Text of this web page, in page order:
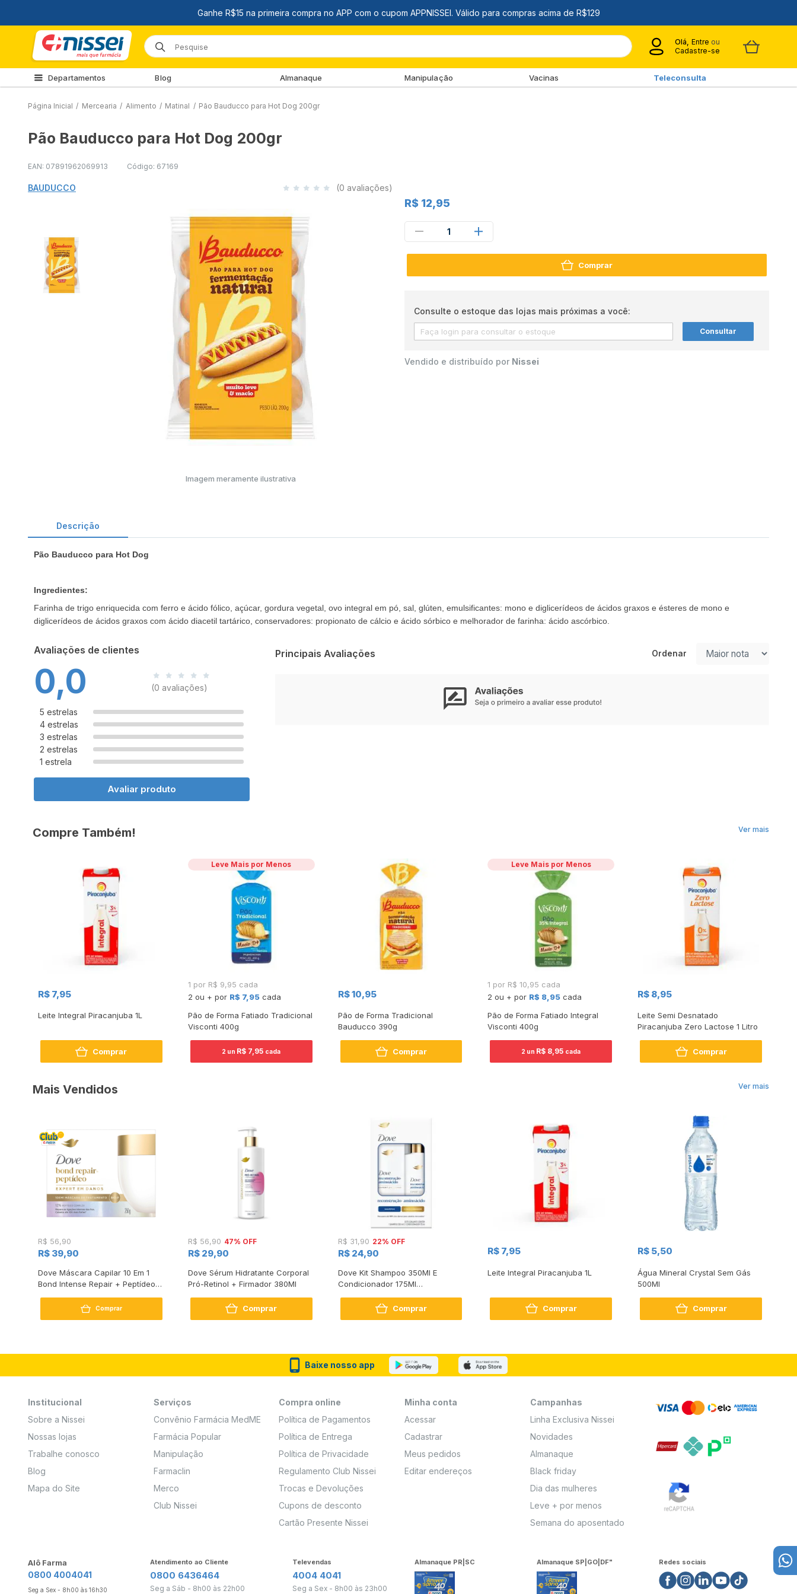
Olá, Entre ou
Cadastre-se
Departamentos Blog Almanaque Manipulação Vacinas Teleconsulta
Página Inicial / Mercearia / Alimento / Matinal / Pão Bauducco para Hot Dog 200gr
Pão Bauducco para Hot Dog 200gr
EAN: 07891962069913 Código: 67169
BAUDUCCO (0 avaliações)
Imagem meramente ilustrativa
R$ 12,95
1
Comprar
Consulte o estoque das lojas mais próximas a você:
Consultar
Vendido e distribuído por Nissei
Descrição
Pão Bauducco para Hot Dog
Ingredientes:
Farinha de trigo enriquecida com ferro e ácido fólico, açúcar, gordura vegetal, ovo integral em pó, sal, glúten, emulsificantes: mono e diglicerídeos de ácidos graxos e ésteres de mono e
diglicerídeos de ácidos graxos com ácido diacetil tartárico, conservadores: propionato de cálcio e ácido sórbico e melhorador de farinha: ácido ascórbico.
Avaliações de clientes
0,0 (0 avaliações)
5 estrelas
4 estrelas
3 estrelas
2 estrelas
1 estrela
Avaliar produto
Principais Avaliações Ordenar
Ver mais
Compre Também!
R$ 7,95
Leite Integral Piracanjuba 1L
Comprar
Leve Mais por Menos
1 por R$ 9,95 cada
2 ou + por R$ 7,95 cada
Pão de Forma Fatiado Tradicional
Visconti 400g
2 un R$ 7,95 cada
R$ 10,95
Pão de Forma Tradicional
Bauducco 390g
Comprar
Leve Mais por Menos
1 por R$ 10,95 cada
2 ou + por R$ 8,95 cada
Pão de Forma Fatiado Integral
Visconti 400g
2 un R$ 8,95 cada
R$ 8,95
Leite Semi Desnatado
Piracanjuba Zero Lactose 1 Litro
Comprar
Ver mais
Mais Vendidos
R$ 56,90
R$ 39,90
Dove Máscara Capilar 10 Em 1
Bond Intense Repair + Peptídeo
Comprar
R$ 56,90 47% OFF
R$ 29,90
Dove Sérum Hidratante Corporal
Pró-Retinol + Firmador 380Ml
Comprar
R$ 31,90 22% OFF
R$ 24,90
Dove Kit Shampoo 350Ml E
Condicionador 175Ml
Comprar
R$ 7,95
Leite Integral Piracanjuba 1L
Comprar
R$ 5,50
Água Mineral Crystal Sem Gás
500Ml
Comprar
Baixe nosso app
Institucional
Sobre a Nissei
Nossas lojas
Trabalhe conosco
Blog
Mapa do Site
Serviços
Convênio Farmácia MedME
Farmácia Popular
Manipulação
Farmaclin
Merco
Club Nissei
Compra online
Política de Pagamentos
Política de Entrega
Política de Privacidade
Regulamento Club Nissei
Trocas e Devoluções
Cupons de desconto
Cartão Presente Nissei
Minha conta
Acessar
Cadastrar
Meus pedidos
Editar endereços
Campanhas
Linha Exclusiva Nissei
Novidades
Almanaque
Black friday
Dia das mulheres
Leve + por menos
Semana do aposentado
Alô Farma
0800 4004041
Seg a Sex - 8h00 às 16h30
Atendimento ao Cliente
0800 6436464
Seg a Sáb - 8h00 às 22h00
Televendas
4004 4041
Seg a Sex - 8h00 às 23h00
Almanaque PR|SC Almanaque SP|GO|DF" Redes sociais